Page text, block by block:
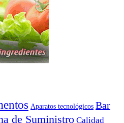
Aparatos tecnológicos Bar
de Suministro Calidad